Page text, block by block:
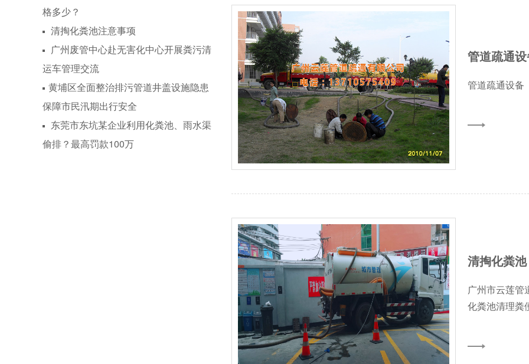
格多少？
清掏化粪池注意事项
广州废管中心赴无害化中心开展粪污清
运车管理交流
黄埔区全面整治排污管道井盖设施隐患
保障市民汛期出行安全
东莞市东坑某企业利用化粪池、雨水渠
偷排？最高罚款100万
管道疏通
管道疏通设备
清掏化粪池
广州市云莲管
化粪池清理粪